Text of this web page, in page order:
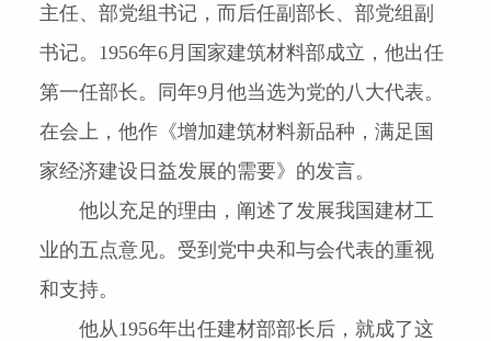
主任、部党组书记，而后任副部长、部党组副
书记。 1956年6 月国家建筑材料部成立，他出任
第一任部长。同年9 月他当选为党的八大代表。
在会上，他作《增加建筑材料新品种，满足国
家经济建设日益发展的需要》的发言。
他以充足的理由，阐述了发展我国建材工
业的五点意见。受到党中央和与会代表的重视
和支持。
他从1956年出任建材部部长后，就成了这